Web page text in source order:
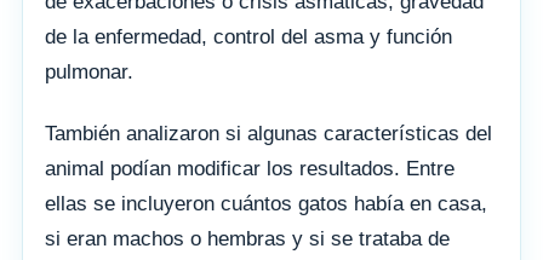
de la enfermedad, control del asma y función
pulmonar.
También analizaron si algunas características del
animal podían modificar los resultados. Entre
ellas se incluyeron cuántos gatos había en casa,
si eran machos o hembras y si se trataba de